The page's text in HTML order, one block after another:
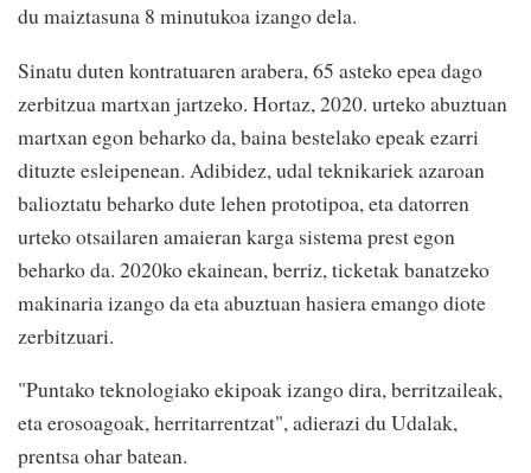
du maiztasuna 8 minutukoa izango dela.
Sinatu duten kontratuaren arabera, 65 asteko epea dago
zerbitzua martxan jartzeko. Hortaz, 2020. urteko abuztuan
martxan egon beharko da, baina bestelako epeak ezarri
dituzte esleipenean. Adibidez, udal teknikariek azaroan
balioztatu beharko dute lehen prototipoa, eta datorren
urteko otsailaren amaieran karga sistema prest egon
beharko da. 2020ko ekainean, berriz, ticketak banatzeko
makinaria izango da eta abuztuan hasiera emango diote
zerbitzuari.
"Puntako teknologiako ekipoak izango dira, berritzaileak,
eta erosoagoak, herritarrentzat", adierazi du Udalak,
prentsa ohar batean.